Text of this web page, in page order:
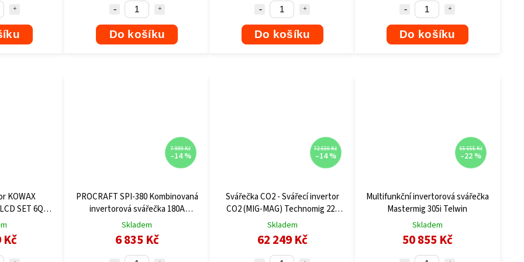
Do košíku Do košíku Do košíku
KOWAX
SET 6Q
Kč
7 999 Kč
–14 %
PROCRAFT SPI-380 Kombinovaná
invertorová svářečka 180A
MIG/MAG/MMA/FLUX/TIG + DRÁT
ZDARMA
Skladem
6 835 Kč
72 550 Kč
–14 %
Svářečka CO2 - Svářecí invertor
CO2 (MIG-MAG) Technomig 223
Treo Synergic Telwin
Skladem
62 249 Kč
65 555 Kč
–22 %
Multifunkční invertorová svářečka
Mastermig 305i Telwin
Skladem
50 855 Kč